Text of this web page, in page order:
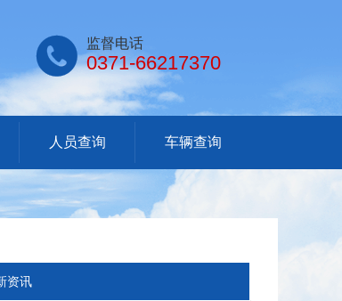
 监督电话
0371-66217370
人员查询 车辆查询
资讯